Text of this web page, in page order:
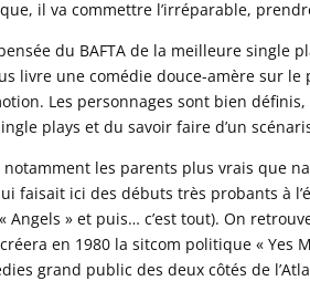
il va commettre l’irréparable,
du BAFTA de la meilleure single
livre une comédie douce-amère sur le
Les personnages sont bien
plays et du savoir faire d’un
les parents plus vrais que
faisait ici des débuts très probants à
Angels » et puis… c’est tout). On
en 1980 la sitcom politique «
grand public des deux côtés de